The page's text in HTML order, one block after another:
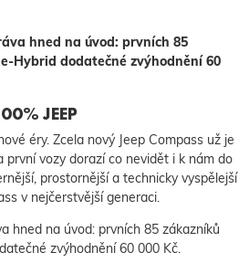
hned na úvod: prvních 85
Hybrid dodatečné zvýhodnění 60
JEEP
éry. Zcela nový Jeep Compass už je
první vozy dorazí co nevidět i k nám do
prostornější a technicky vyspělejší
v nejčerstvější generaci.
hned na úvod: prvních 85 zákazníků
zvýhodnění 60 000 Kč.